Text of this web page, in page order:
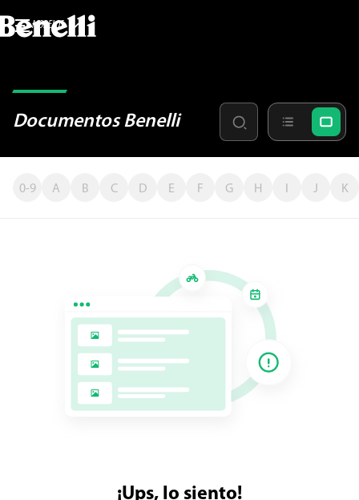
MODELOS
Documentos Benelli
0-9 A B C D E F G H J K
¡Ups, lo siento!